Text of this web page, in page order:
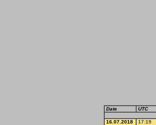
Date UTC
16.07.2018 17:19